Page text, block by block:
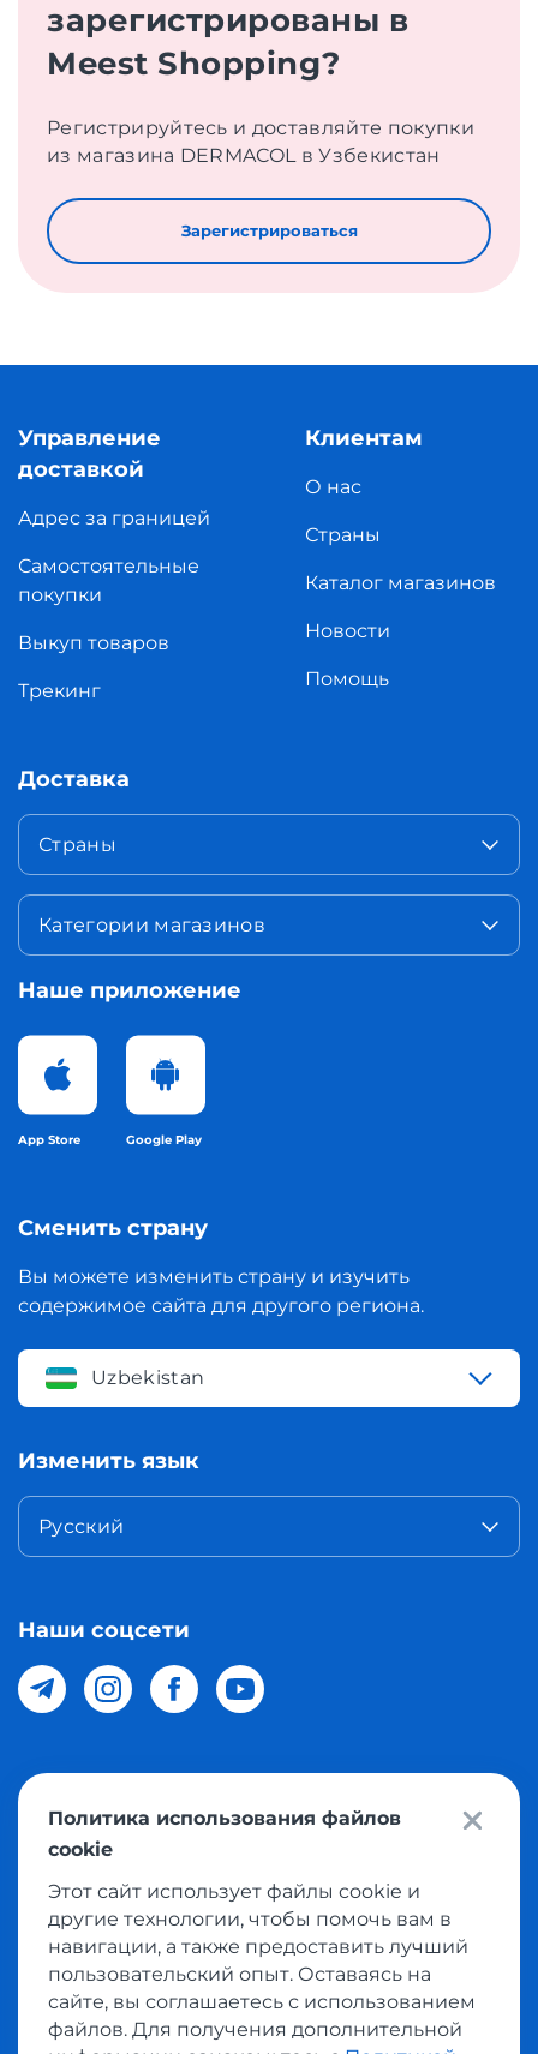
зарегистрированы в
Meest Shopping?
Регистрируйтесь и доставляйте покупки
из магазина DERMACOL в Узбекистан
Зарегистрироваться
Управление
доставкой
Адрес за границей
Самостоятельные
покупки
Выкуп товаров
Трекинг
Клиентам
О нас
Страны
Каталог магазинов
Новости
Помощь
Доставка
Страны
Категории магазинов
Наше приложение
App Store Google Play
Сменить страну
Вы можете изменить страну и изучить
содержимое сайта для другого региона.
Uzbekistan
Изменить язык
Русский
Наши соцсети
© 2026 Meest Shopping доставка покупок с интернет
магазинов мира в Узбекистан. Все права защищены
Политика конфиденциальности
Условия использования сервисом выкупа товаров
Политика использования файлов
cookie
Этот сайт использует файлы cookie и
другие технологии, чтобы помочь вам в
навигации, а также предоставить лучший
пользовательский опыт. Оставаясь на
сайте, вы соглашаетесь с использованием
файлов. Для получения дополнительной